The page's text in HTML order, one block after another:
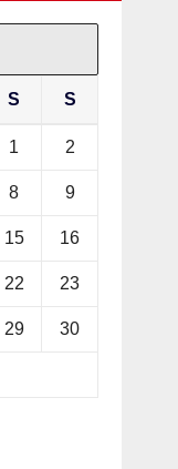
S S
1 2
8 9
15 16
22 23
29 30